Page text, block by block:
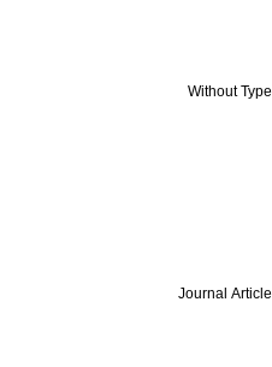
Without Type
Journal Article